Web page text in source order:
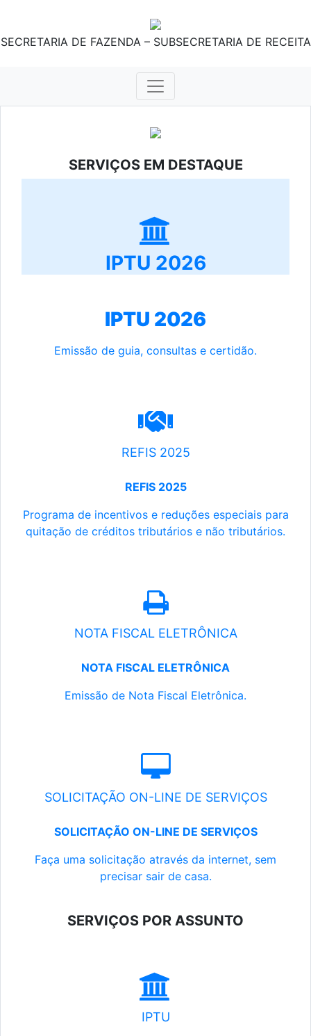
SECRETARIA DE FAZENDA – SUBSECRETARIA DE RECEITA
SERVIÇOS EM DESTAQUE
IPTU 2026
IPTU 2026
Emissão de guia, consultas e certidão.
REFIS 2025
REFIS 2025
Programa de incentivos e reduções especiais para
quitação de créditos tributários e não tributários.
NOTA FISCAL ELETRÔNICA
NOTA FISCAL ELETRÔNICA
Emissão de Nota Fiscal Eletrônica.
SOLICITAÇÃO ON-LINE DE SERVIÇOS
SOLICITAÇÃO ON-LINE DE SERVIÇOS
Faça uma solicitação através da internet, sem
precisar sair de casa.
SERVIÇOS POR ASSUNTO
IPTU